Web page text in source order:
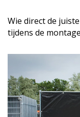
Wie direct de
tijdens de